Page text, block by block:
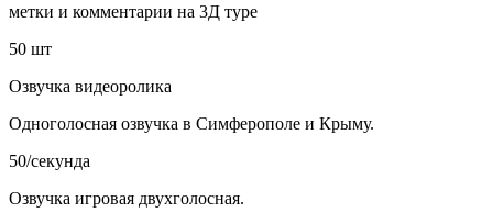
метки и комментарии на 3Д туре
50 шт
Озвучка видеоролика
Одноголосная озвучка в Симферополе и Крыму.
50/секунда
Озвучка игровая двухголосная.